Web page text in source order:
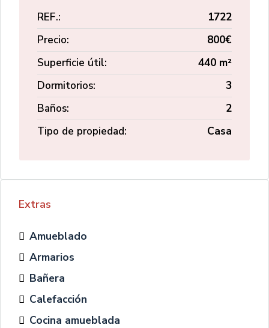
REF.:
1722
Precio:
800€
Superficie útil:
440 m²
Dormitorios:
3
Baños:
2
Tipo de propiedad:
Casa
Extras
Amueblado
Armarios
Bañera
Calefacción
Cocina amueblada